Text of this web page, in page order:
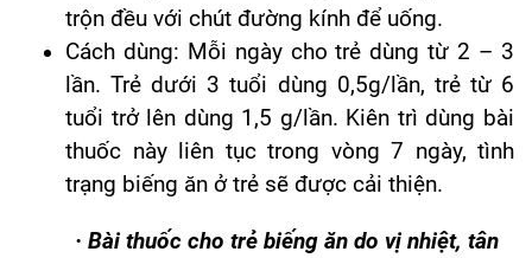
trộn đều với chút đường kính để uống.
Cách dùng: Mỗi ngày cho trẻ dùng từ 2 – 3
lần. Trẻ dưới 3 tuổi dùng 0,5g/lần, trẻ từ 6
tuổi trở lên dùng 1,5 g/lần. Kiên trì dùng bài
thuốc này liên tục trong vòng 7 ngày, tình
trạng biếng ăn ở trẻ sẽ được cải thiện.
· Bài thuốc cho trẻ biếng ăn do vị nhiệt, tân